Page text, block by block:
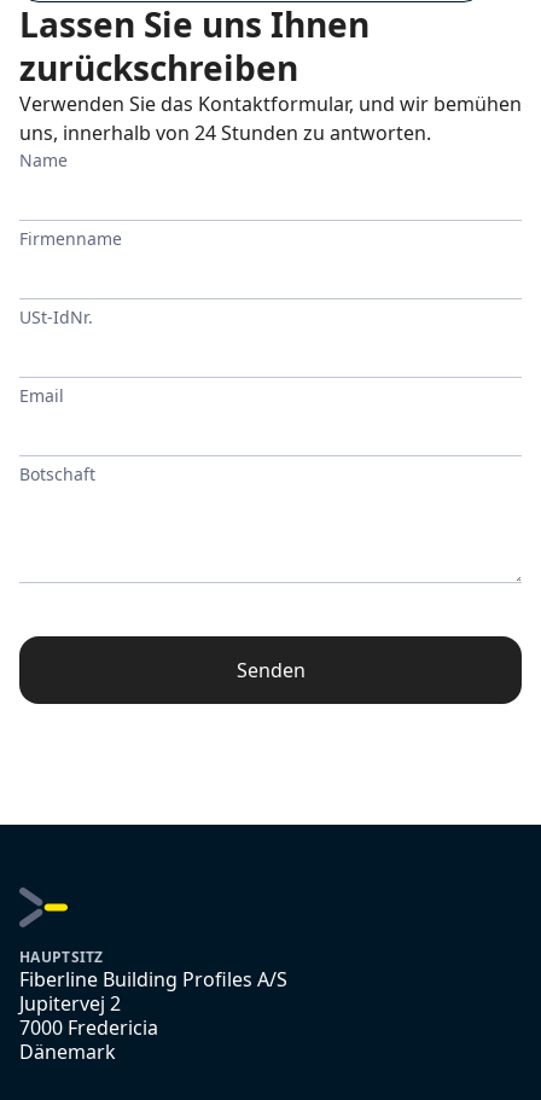
Lassen Sie uns Ihnen
zurückschreiben
Verwenden Sie das Kontaktformular, und wir bemühen
uns, innerhalb von 24 Stunden zu antworten.
Name
Firmenname
USt-IdNr.
Email
Botschaft
Senden
HAUPTSITZ
Fiberline Building Profiles A/S
Jupitervej 2
7000 Fredericia
Dänemark